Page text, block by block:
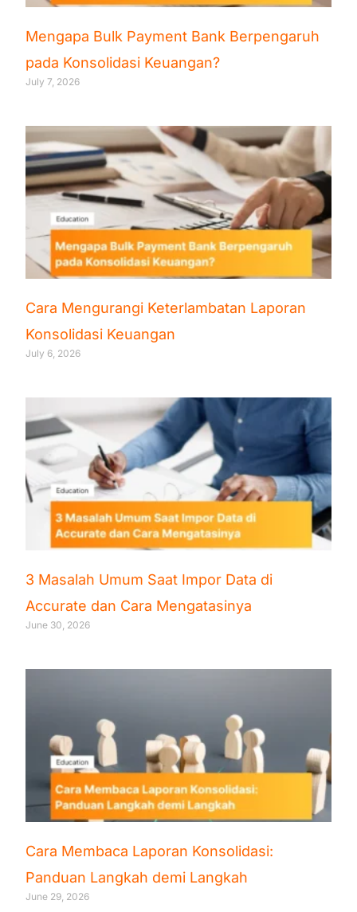
Mengapa Bulk Payment Bank Berpengaruh
pada Konsolidasi Keuangan?
July 7, 2026
Cara Mengurangi Keterlambatan Laporan
Konsolidasi Keuangan
July 6, 2026
3 Masalah Umum Saat Impor Data di
Accurate dan Cara Mengatasinya
June 30, 2026
Cara Membaca Laporan Konsolidasi:
Panduan Langkah demi Langkah
June 29, 2026